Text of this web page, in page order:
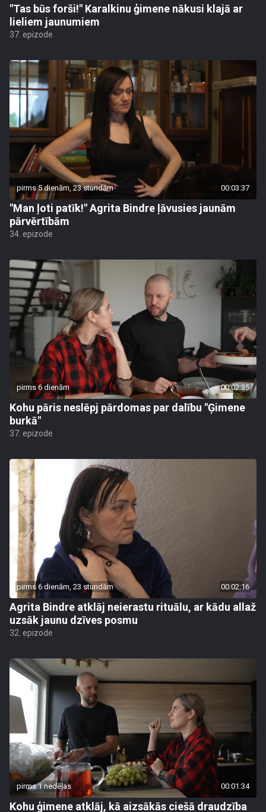
"Tas būs forši!" Karalkinu ģimene nākusi klajā ar
lieliem jaunumiem
37. epizode
pirms 5 dienām, 23 stundām 00:03:37
"Man ļoti patīk!" Agrita Bindre ļāvusies jaunām
pārvērtībām
34. epizode
pirms 6 dienām 00:02:35
Kohu pāris neslēpj pārdomas par dalību "Ģimene
burkā"
37. epizode
pirms 6 dienām, 23 stundām 00:02:16
Agrita Bindre atklāj neierastu rituālu, ar kādu allaž
uzsāk jaunu dzīves posmu
32. epizode
pirms 1 nedēļas 00:01:34
Kohu ģimene atklāj, kā aizsākās ciešā draudzība